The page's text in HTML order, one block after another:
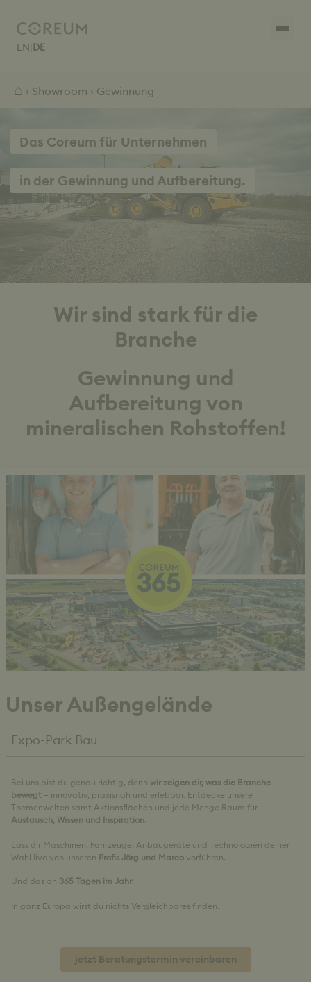
EN|DE
⌂ › Showroom › Gewinnung
Das Coreum für Unternehmen
in der Gewinnung und Aufbereitung.
Wir sind stark für die
Branche
Gewinnung und
Aufbereitung von
mineralischen Rohstoffen!
Unser Außengelände
Expo-Park Bau
Bei uns bist du genau richtig, denn wir zeigen dir, was die Branche
bewegt – innovativ, praxisnah und erlebbar. Entdecke unsere
Themenwelten samt Aktionsflächen und jede Menge Raum für
Austausch, Wissen und Inspiration.
Lass dir Maschinen, Fahrzeuge, Anbaugeräte und Technologien deiner
Wahl live von unseren Profis Jörg und Marco vorführen.
Und das an 365 Tagen im Jahr!
In ganz Europa wirst du nichts Vergleichbares finden.
jetzt Beratungstermin vereinbaren